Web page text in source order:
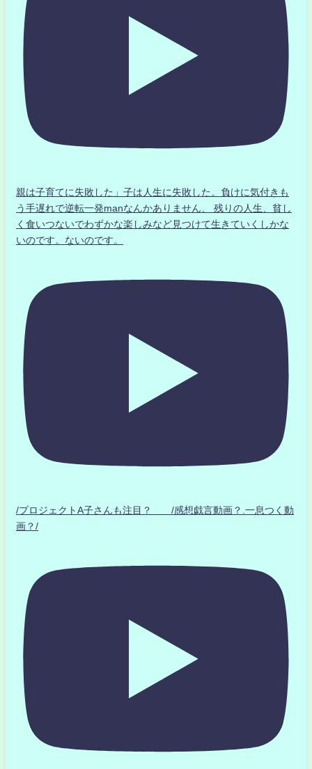
親は子育てに失敗した」子は人生に失敗した。負けに気付きも
う手遅れで逆転一発manなんかありません、 残りの人生、貧し
く食いつないでわずかな楽しみなど見つけて生きていくしかな
いのです。ないのです。
/プロジェクトA子さんも注目？ /感想戯言動画？.一息つく動
画？/